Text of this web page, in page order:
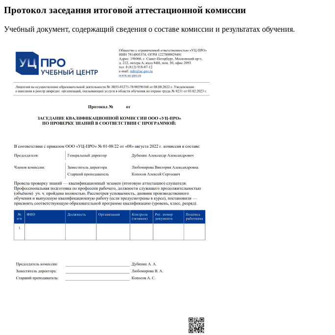
Протокол заседания итоговой аттестационной комиссии
Учебный документ, содержащий сведения о составе комиссии и результатах обучения.